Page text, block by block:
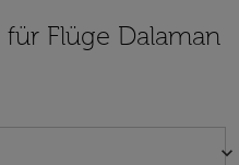
Flüge Dalaman
keyboard_arrow_down